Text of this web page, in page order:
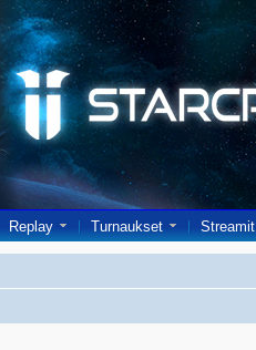
Replay Turnaukset Streamit